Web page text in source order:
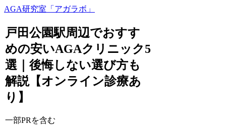
AGA研究室「アガラボ」
戸田公園駅周辺でおすす
めの安いAGAクリニック5
選｜後悔しない選び方も
解説【オンライン診療あ
り】
一部PRを含む